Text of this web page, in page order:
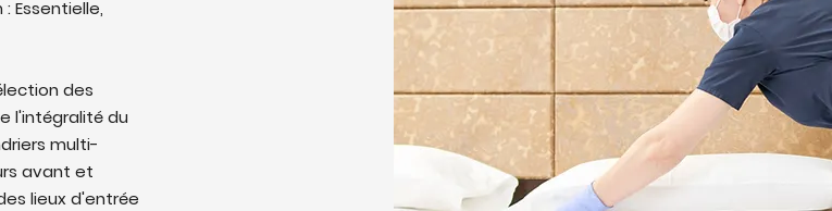
Essentielle,
des
l'intégralité du
multi-
avant et
lieux d'entrée